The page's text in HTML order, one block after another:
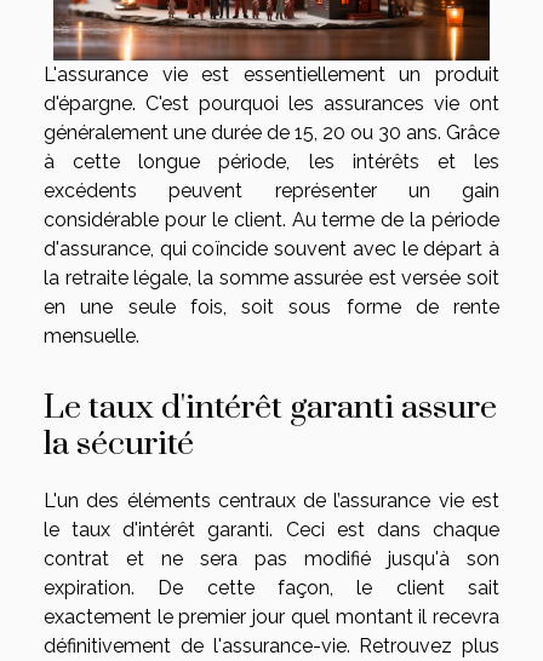
L'assurance vie est essentiellement un produit
d'épargne. C'est pourquoi les assurances vie ont
généralement une durée de 15, 20 ou 30 ans. Grâce
à cette longue période, les intérêts et les
excédents peuvent représenter un gain
considérable pour le client. Au terme de la période
d'assurance, qui coïncide souvent avec le départ à
la retraite légale, la somme assurée est versée soit
en une seule fois, soit sous forme de rente
mensuelle.
Le taux d'intérêt garanti assure
la sécurité
L'un des éléments centraux de l’assurance vie est
le taux d'intérêt garanti. Ceci est dans chaque
contrat et ne sera pas modifié jusqu'à son
expiration. De cette façon, le client sait
exactement le premier jour quel montant il recevra
définitivement de l'assurance-vie. Retrouvez plus